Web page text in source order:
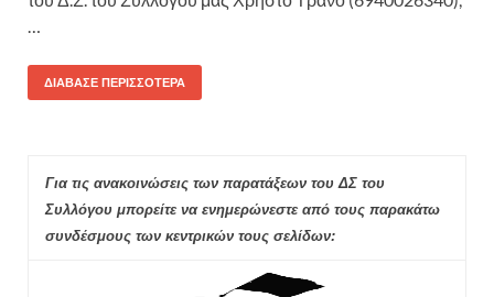
…
ΔΙΆΒΑΣΕ ΠΕΡΙΣΣΌΤΕΡΑ
Για τις ανακοινώσεις των παρατάξεων του ΔΣ του
Συλλόγου μπορείτε να ενημερώνεστε από τους παρακάτω
συνδέσμους των κεντρικών τους σελίδων: